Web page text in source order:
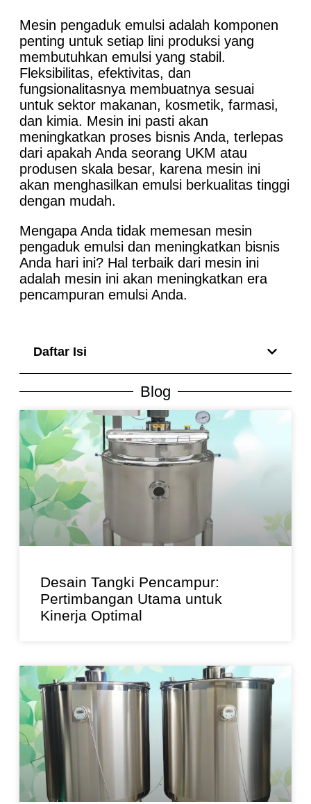
Mesin pengaduk emulsi adalah komponen
penting untuk setiap lini produksi yang
membutuhkan emulsi yang stabil.
Fleksibilitas, efektivitas, dan
fungsionalitasnya membuatnya sesuai
untuk sektor makanan, kosmetik, farmasi,
dan kimia. Mesin ini pasti akan
meningkatkan proses bisnis Anda, terlepas
dari apakah Anda seorang UKM atau
produsen skala besar, karena mesin ini
akan menghasilkan emulsi berkualitas tinggi
dengan mudah.
Mengapa Anda tidak memesan mesin
pengaduk emulsi dan meningkatkan bisnis
Anda hari ini? Hal terbaik dari mesin ini
adalah mesin ini akan meningkatkan era
pencampuran emulsi Anda.
Daftar Isi
Blog
Desain Tangki Pencampur:
Pertimbangan Utama untuk
Kinerja Optimal